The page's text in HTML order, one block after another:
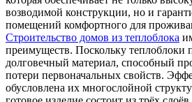
возводимой конструкции, но и
помещений комфортного для
Строительство домов из теплоблока
преимуществ. Поскольку теплоблоки
долговечный материал, способный
потери первоначальных свойств.
обусловлена их многослойной